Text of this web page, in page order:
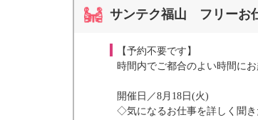
サンテク福山 フリーお
【予約不要です】
時間内でご都合のよい時間にお
開催日／8月18日(火)
◇気になるお仕事を詳しく聞き